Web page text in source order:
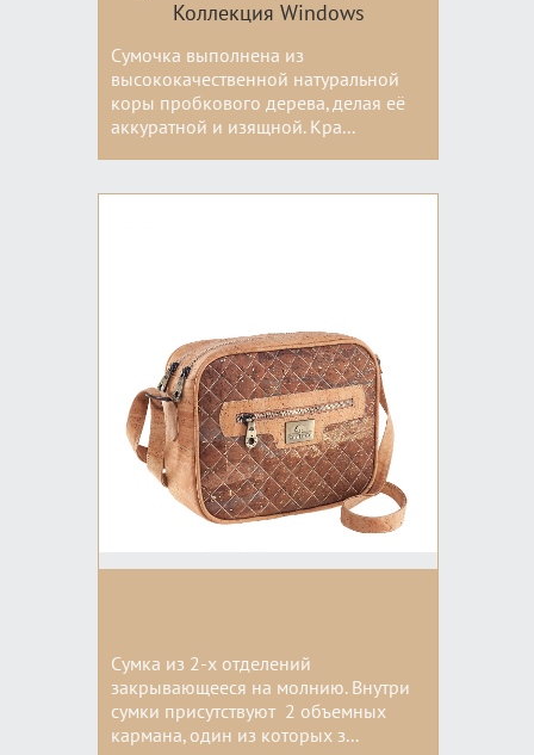
Коллекция Windows
Сумочка выполнена из
высококачественной натуральной
коры пробкового дерева, делая её
аккуратной и изящной. Кра...
Цвета:
Сумка из 2-x отделений
закрывающееся на молнию. Внутри
сумки присутствуют 2 объемных
кармана, один из которых з...